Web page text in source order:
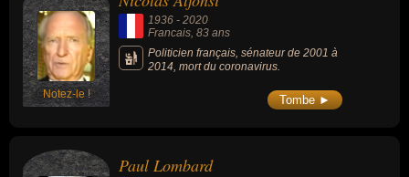
Notez-le !
1936 - 2020
Francais, 83 ans
Politicien français, sénateur de 2001 à
2014, mort du coronavirus.
Tombe ►
Paul Lombard